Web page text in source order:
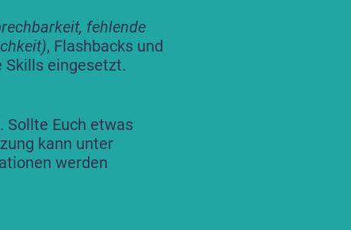
fehlende
, Flashbacks und
Skills eingesetzt.
Sollte Euch etwas
kann unter
werden